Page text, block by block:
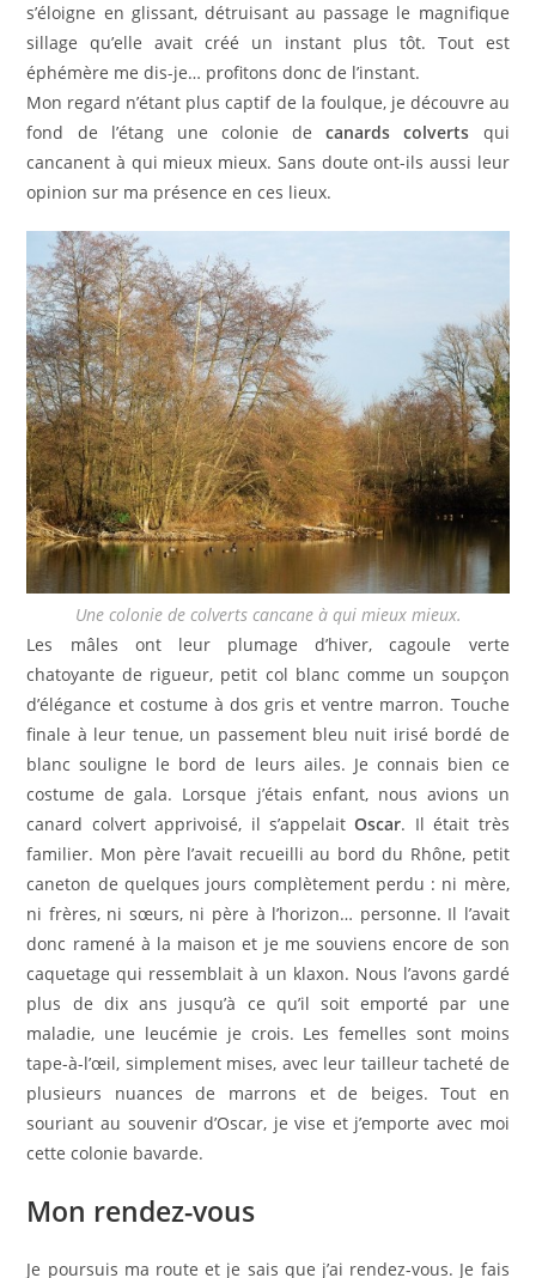
s’éloigne en glissant, détruisant au passage le magnifique
sillage qu’elle avait créé un instant plus tôt. Tout est
éphémère me dis-je… profitons donc de l’instant.
Mon regard n’étant plus captif de la foulque, je découvre au
fond de l’étang une colonie decanards colverts qui
cancanent à qui mieux mieux. Sans doute ont-ils aussi leur
opinion sur ma présence en ces lieux.
Une colonie de colverts cancane à qui mieux mieux.
Les mâles ont leur plumage d’hiver, cagoule verte
chatoyante de rigueur, petit col blanc comme un soupçon
d’élégance et costume à dos gris et ventre marron. Touche
finale à leur tenue, un passement bleu nuit irisé bordé de
blanc souligne le bord de leurs ailes. Je connais bien ce
costume de gala. Lorsque j’étais enfant, nous avions un
canard colvert apprivoisé, il s’appelaitOscar. Il était très
familier. Mon père l’avait recueilli au bord du Rhône, petit
caneton de quelques jours complètement perdu : ni mère,
ni frères, ni sœurs, ni père à l’horizon… personne. Il l’avait
donc ramené à la maison et je me souviens encore de son
caquetage qui ressemblait à un klaxon. Nous l’avons gardé
plus de dix ans jusqu’à ce qu’il soit emporté par une
maladie, une leucémie je crois. Les femelles sont moins
tape-à-l’œil, simplement mises, avec leur tailleur tacheté de
plusieurs nuances de marrons et de beiges. Tout en
souriant au souvenir d’Oscar, je vise et j’emporte avec moi
cette colonie bavarde.
Mon rendez-vous
Je poursuis ma route et je sais que j’ai rendez-vous. Je fais